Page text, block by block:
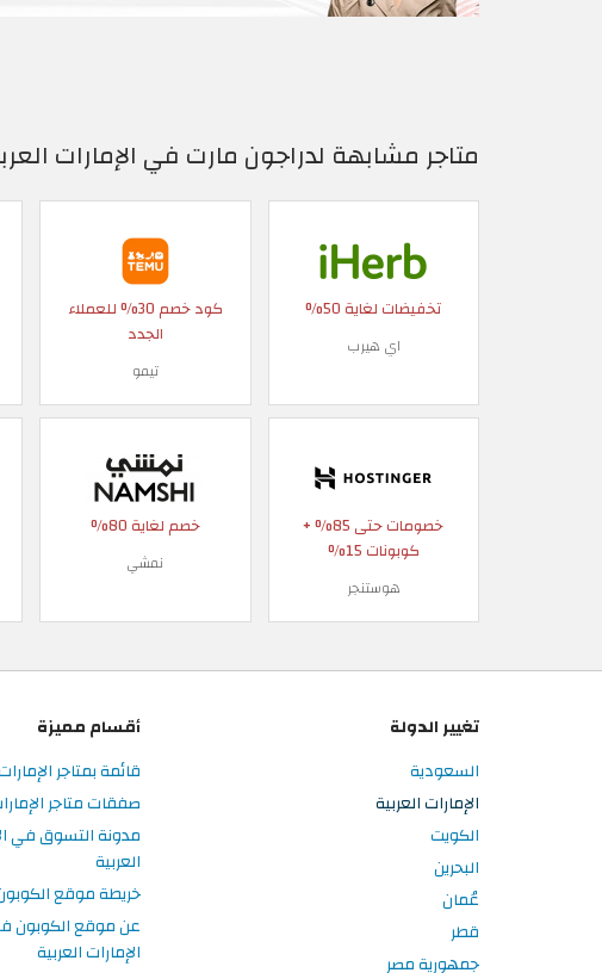
متاجر مشابهة لدراجون مارت في الإمارات
تخفيضات لغاية 50%
اي هيرب
كود خصم 30% للعملاء
الجدد
تيمو
خصومات حتى 85% +
كوبونات 15%
هوستنجر
خصم لغاية 80%
نمشي
تغيير الدولة
السعودية
الإمارات العربية
الكويت
البحرين
عُمان
قطر
جمهورية مصر
أقسام مميزة
قائمة بمتاجر
صفقات متاجر
مدونة التسوق في
العربية
خريطة موقع
عن موقع الكوبون
الإمارات العربية